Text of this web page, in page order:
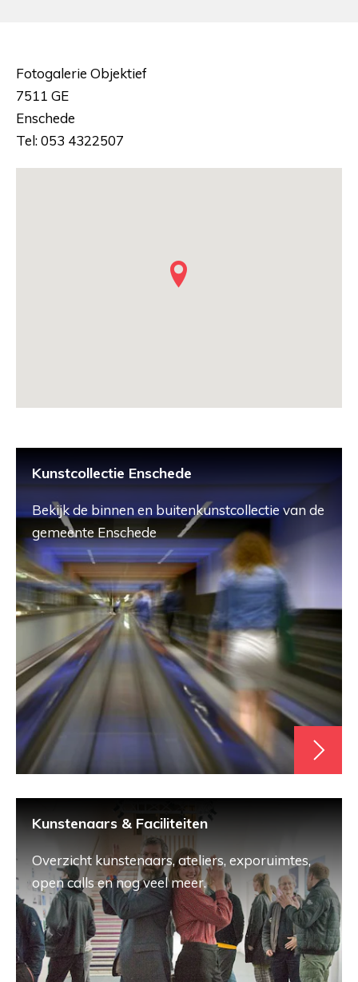
Fotogalerie Objektief
7511 GE
Enschede
Tel: 053 4322507
Kunstcollectie Enschede
Bekijk de binnen en buitenkunstcollectie van de
gemeente Enschede
Kunstenaars & Faciliteiten
Overzicht kunstenaars, ateliers, exporuimtes,
open calls en nog veel meer.